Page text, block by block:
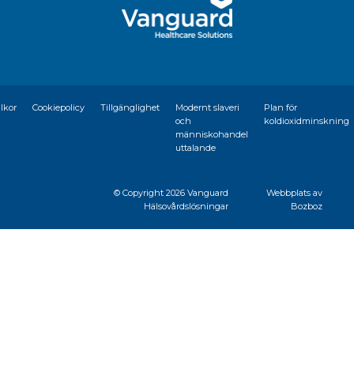
Cookiepolicy Tillgänglighet
Modernt slaveri
och
människohandel
uttalande
Plan för
koldioxidminskning
© Copyright 2026 Vanguard
Hälsovårdslösningar
Webbplats av
Bozboz